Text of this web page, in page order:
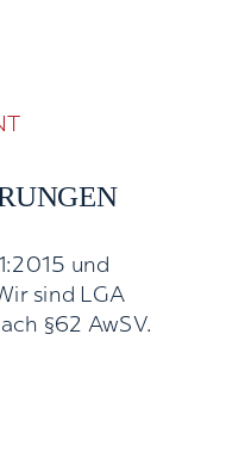
und
sind LGA
§62 AwSV.